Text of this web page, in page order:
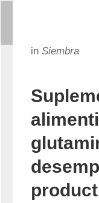
in Siembra